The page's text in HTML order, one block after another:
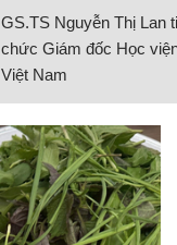
GS.TS Nguyễn Thị Lan
chức Giám đốc Học
Việt Nam